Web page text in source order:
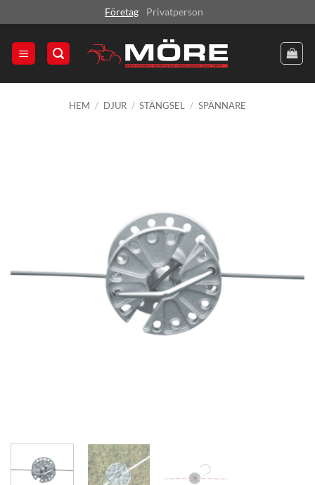
to
content
Företag Privatperson
HEM / DJUR / STÄNGSEL / SPÄNNARE